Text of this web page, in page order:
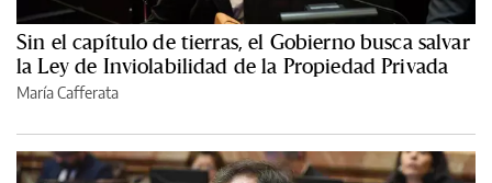
Sin el capítulo de tierras, el Gobierno busca salvar
la Ley de Inviolabilidad de la Propiedad Privada
María Cafferata